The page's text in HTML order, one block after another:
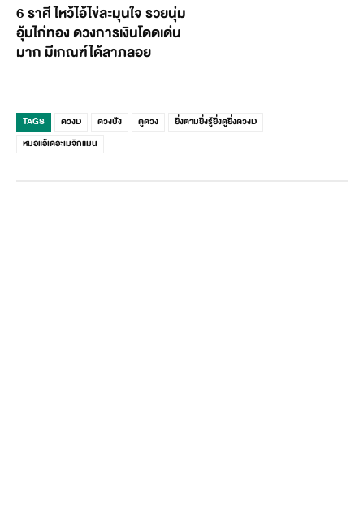
6 ราศี ไหว้ไอ้ไข่ละมุนใจ รวยนุ่ม
อุ้มไก่ทอง ดวงการเงินโดดเด่น
มาก มีเกณฑ์ได้ลาภลอย
TAGS ดวงD ดวงปัง ดูดวง
ยิ่งตามยิ่งรู้ยิ่งดูยิ่งดวงD
หมอแอ้เดอะเมจิกแมน